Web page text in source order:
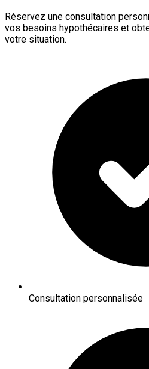
Réservez une consultation
vos besoins hypothécaires et
votre situation.
Consultation personnalisée